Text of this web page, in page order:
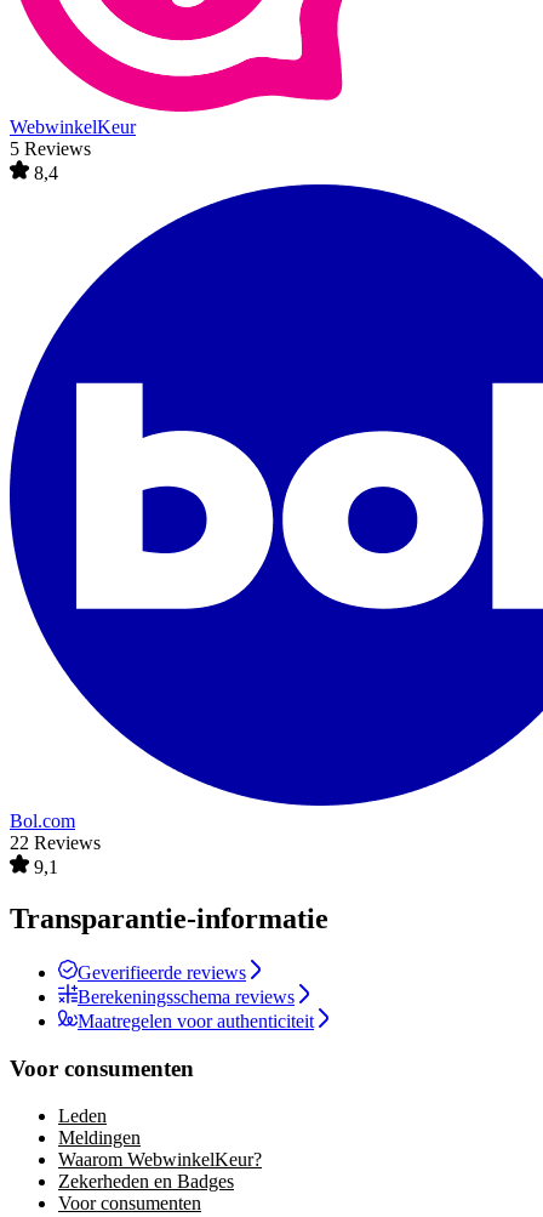
WebwinkelKeur
5 Reviews
8,4
Bol.com
22 Reviews
9,1
Transparantie-informatie
Geverifieerde reviews
Berekeningsschema reviews
Maatregelen voor authenticiteit
Voor consumenten
Leden
Meldingen
Waarom WebwinkelKeur?
Zekerheden en Badges
Voor consumenten